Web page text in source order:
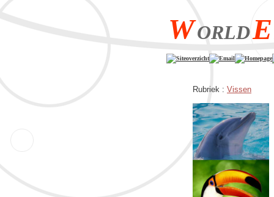
WORLDE
Siteoverzicht Email Homepage
Rubriek : Vissen